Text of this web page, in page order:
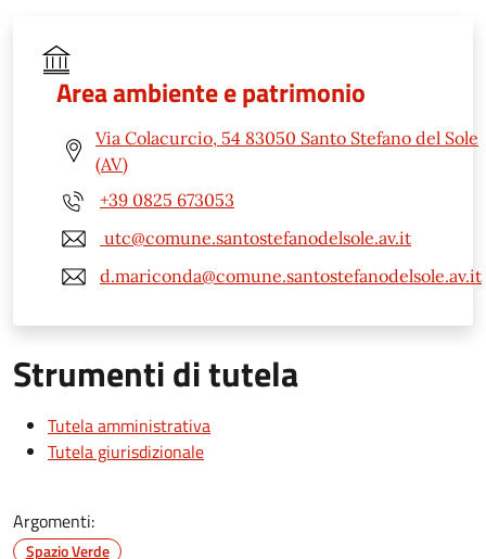
Area ambiente e patrimonio
Via Colacurcio, 54 83050 Santo Stefano del Sole
(AV)
+39 0825 673053
utc@comune.santostefanodelsole.av.it
d.mariconda@comune.santostefanodelsole.av.it
Strumenti di tutela
Tutela amministrativa
Tutela giurisdizionale
Argomenti:
Spazio Verde